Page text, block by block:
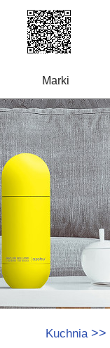
Marki
Kuchnia>>